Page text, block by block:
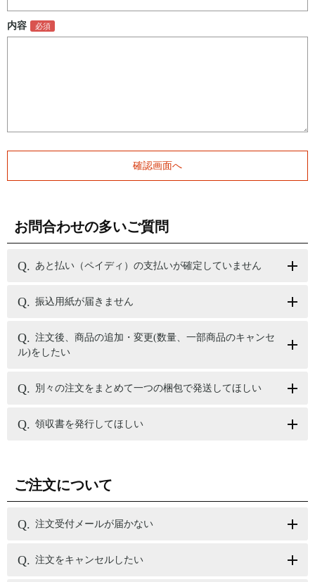
内容
お問合わせの多いご質問
あと払い（ペイディ）の支払いが確定していません
振込用紙が届きません
注文後、商品の追加・変更(数量、一部商品のキャンセ
ル)をしたい
別々の注文をまとめて一つの梱包で発送してほしい
領収書を発行してほしい
ご注文について
注文受付メールが届かない
注文をキャンセルしたい